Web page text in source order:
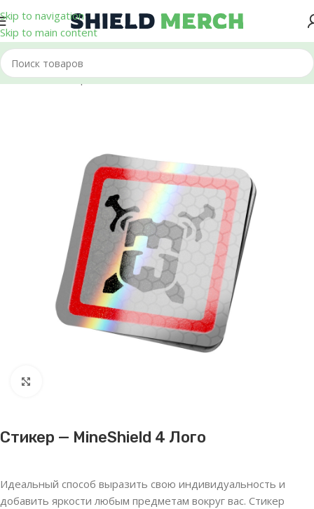
Skip to navigation
Skip to main content
Главная/Стикеры и Наклейки
Стикер — MineShield 4 Лого
Идеальный способ выразить свою индивидуальность и
добавить яркости любым предметам вокруг вас. Стикер